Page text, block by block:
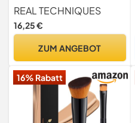
Schwamm-Set, Make-up-
Pinsel und Make-up-Mixer-
Schwamm, für Foundation,
Lidschatten und Puder, 5-
REAL TECHNIQUES
16,25 €
ZUM ANGEBOT
16% Rabatt